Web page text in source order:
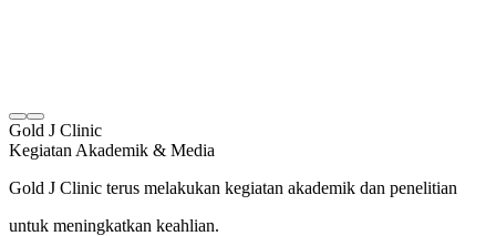
Gold J Clinic
Kegiatan Akademik & Media
Gold J Clinic terus melakukan kegiatan akademik dan penelitian
untuk meningkatkan keahlian.